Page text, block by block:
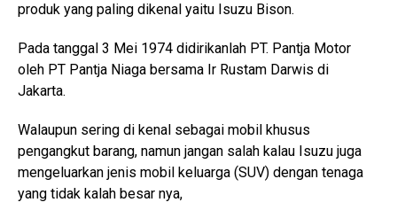
produk yang paling dikenal yaitu Isuzu Bison.
Pada tanggal 3 Mei 1974 didirikanlah PT. Pantja Motor
oleh PT Pantja Niaga bersama Ir Rustam Darwis di
Jakarta.
Walaupun sering di kenal sebagai mobil khusus
pengangkut barang, namun jangan salah kalau Isuzu juga
mengeluarkan jenis mobil keluarga (SUV) dengan tenaga
yang tidak kalah besar nya,